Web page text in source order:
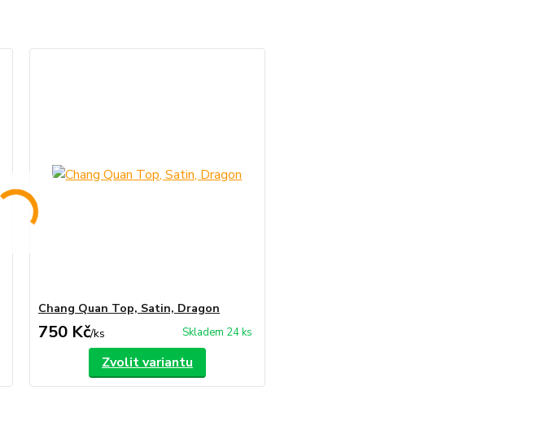
Chang Quan Top, Satin, Dragon
750 Kč/ks Skladem 24 ks
Zvolit variantu